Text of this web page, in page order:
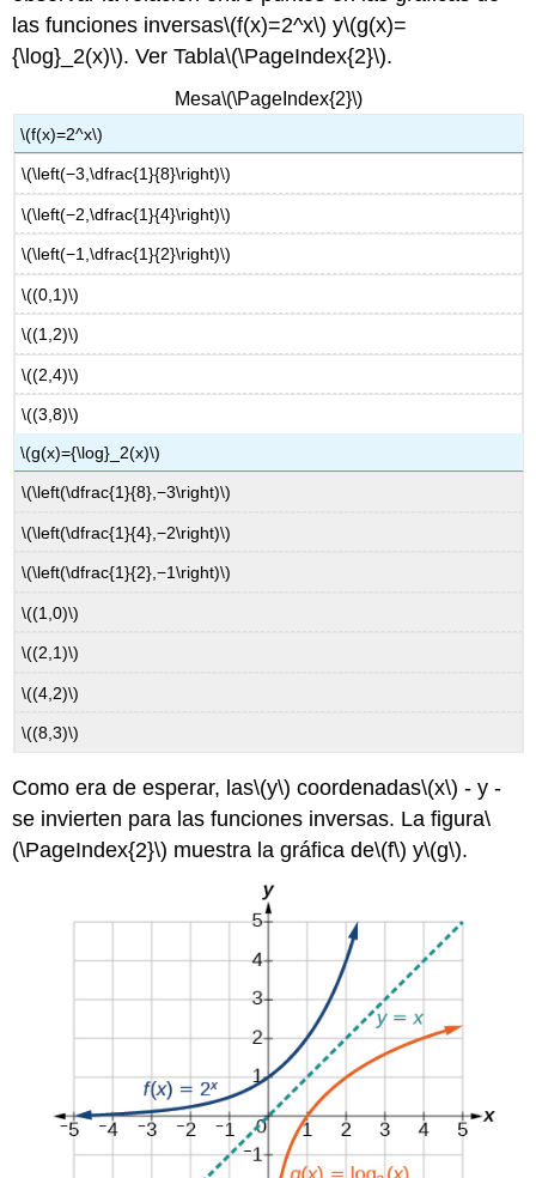
las funciones inversas\(f(x)=2^x\) y\(g(x)=
{\log}_2(x)\). Ver Tabla\(\PageIndex{2}\).
Mesa\(\PageIndex{2}\)
\(f(x)=2^x\)
\(\left(−3,\dfrac{1}{8}\right)\)
\(\left(−2,\dfrac{1}{4}\right)\)
\(\left(−1,\dfrac{1}{2}\right)\)
\((0,1)\)
\((1,2)\)
\((2,4)\)
\((3,8)\)
\(g(x)={\log}_2(x)\)
\(\left(\dfrac{1}{8},−3\right)\)
\(\left(\dfrac{1}{4},−2\right)\)
\(\left(\dfrac{1}{2},−1\right)\)
\((1,0)\)
\((2,1)\)
\((4,2)\)
\((8,3)\)
Como era de esperar, las\(y\) coordenadas\(x\) - y -
se invierten para las funciones inversas. La figura\
(\PageIndex{2}\) muestra la gráfica de\(f\) y\(g\).